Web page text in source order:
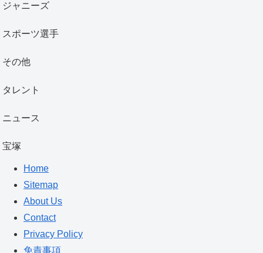
ジャニーズ
スポーツ選手
その他
タレント
ニュース
宝塚
Home
Sitemap
About Us
Contact
Privacy Policy
免責事項